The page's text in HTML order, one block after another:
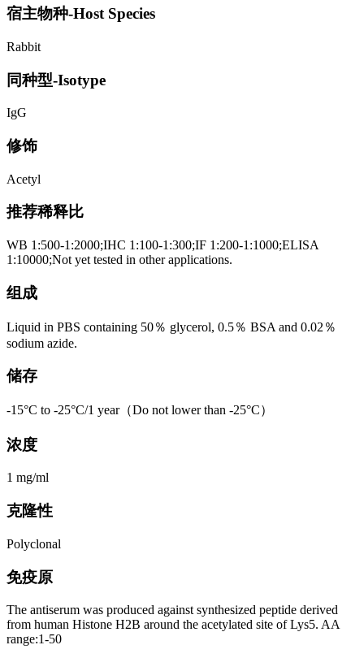
宿主物种-Host Species
Rabbit
同种型-Isotype
IgG
修饰
Acetyl
推荐稀释比
WB 1:500-1:2000;IHC 1:100-1:300;IF 1:200-1:1000;ELISA
1:10000;Not yet tested in other applications.
组成
Liquid in PBS containing 50％ glycerol, 0.5％ BSA and 0.02％
sodium azide.
储存
-15°C to -25°C/1 year（Do not lower than -25°C）
浓度
1 mg/ml
克隆性
Polyclonal
免疫原
The antiserum was produced against synthesized peptide derived
from human Histone H2B around the acetylated site of Lys5. AA
range:1-50